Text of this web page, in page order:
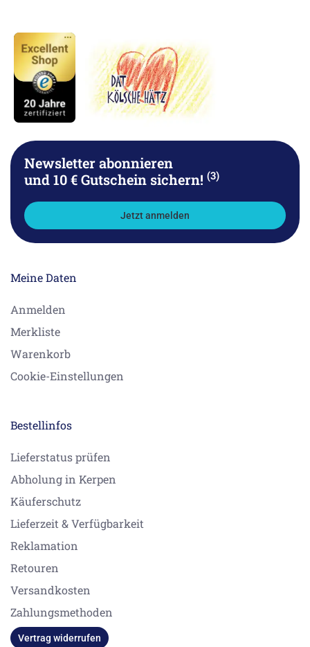
Newsletter abonnieren
und 10 € Gutschein sichern! (3)
Jetzt anmelden
Meine Daten
Anmelden
Merkliste
Warenkorb
Cookie-Einstellungen
Bestellinfos
Lieferstatus prüfen
Abholung in Kerpen
Käuferschutz
Lieferzeit & Verfügbarkeit
Reklamation
Retouren
Versandkosten
Zahlungsmethoden
Vertrag widerrufen